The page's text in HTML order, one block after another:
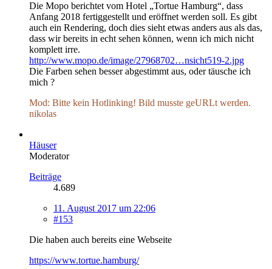
Die Mopo berichtet vom Hotel „Tortue Hamburg“, dass
Anfang 2018 fertiggestellt und eröffnet werden soll. Es gibt
auch ein Rendering, doch dies sieht etwas anders aus als das,
dass wir bereits in echt sehen können, wenn ich mich nicht
komplett irre.
http://www.mopo.de/image/27968702…nsicht519-2.jpg
Die Farben sehen besser abgestimmt aus, oder täusche ich
mich ?
Mod: Bitte kein Hotlinking! Bild musste geURLt werden.
nikolas
Häuser
Moderator
Beiträge
4.689
11. August 2017 um 22:06
#153
Die haben auch bereits eine Webseite
https://www.tortue.hamburg/